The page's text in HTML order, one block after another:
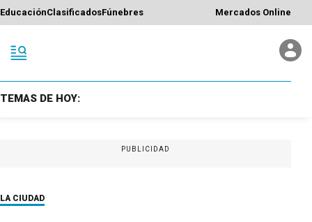
EducaciónClasificadosFúnebres Mercados Online
TEMAS DE HOY:
PUBLICIDAD
LA CIUDAD